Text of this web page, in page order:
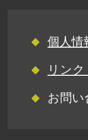
個人情
リン
お問い